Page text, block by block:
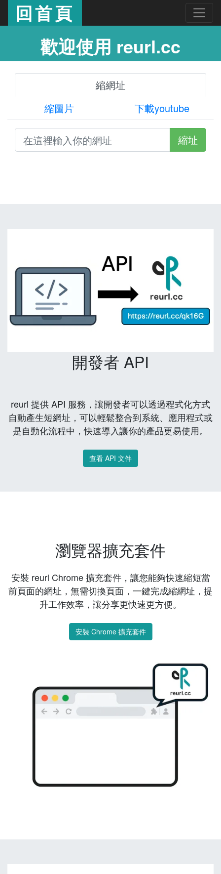
回首頁
歡迎使用 reurl.cc
縮網址
縮圖片
下載youtube
縮址
開發者 API
reurl 提供 API 服務，讓開發者可以透過程式化方式
自動產生短網址，可以輕鬆整合到系統、應用程式或
是自動化流程中，快速導入讓你的產品更易使用。
查看 API 文件
瀏覽器擴充套件
安裝 reurl Chrome 擴充套件，讓您能夠快速縮短當
前頁面的網址，無需切換頁面，一鍵完成縮網址，提
升工作效率，讓分享更快速更方便。
安裝 Chrome 擴充套件